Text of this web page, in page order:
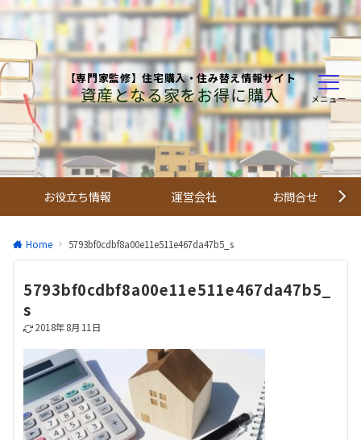
【専門家監修】住宅購入・住み替え情報サイト
資産となる家をお得に購入 メニュー
お役立ち情報 運営会社 お問合せ
Home 5793bf0cdbf8a00e11e511e467da47b5_s
5793bf0cdbf8a00e11e511e467da47b5_
s
2018年8月11日